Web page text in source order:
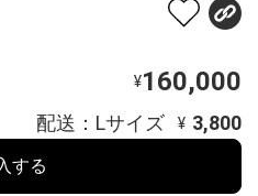
¥160,000
配送：Lサイズ ¥ 3,800
する